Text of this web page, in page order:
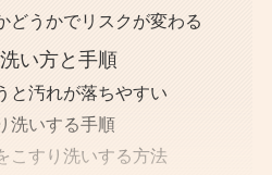
どうかでリスクが変わる
い方と手順
と汚れが落ちやすい
洗いする手順
こすり洗いする方法